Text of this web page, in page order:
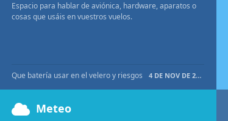
19 DE NOV DE 2025
Espacio para hablar de aviónica, hardware, aparatos o
cosas que usáis en vuestros vuelos.
Que batería usar en el velero y riesgos 4 DE NOV DE 2022
Meteo